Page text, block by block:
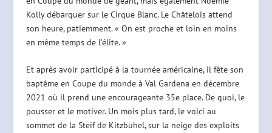
Kolly débarquer sur le Cirque Blanc. Le Châtelois attend
son heure, patiemment. « On est proche et loin en moins
en même temps de l’élite. »
Et après avoir participé à la tournée américaine, il fête son
baptême en Coupe du monde à Val Gardena en décembre
2021 où il prend une encourageante 35e place. De quoi, le
pousser et le motiver. Un mois plus tard, le voici au
sommet de la Steif de Kitzbühel, sur la neige des exploits